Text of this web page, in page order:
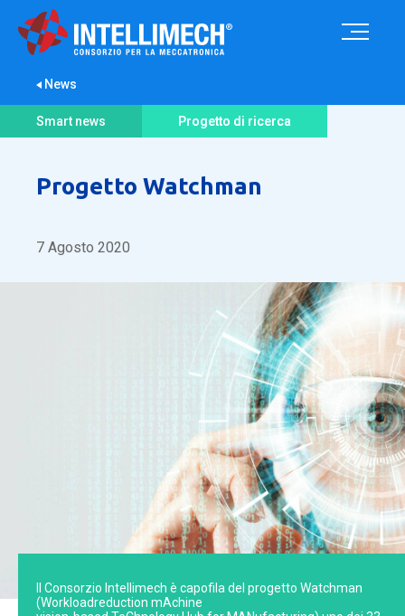
News
Smart news Progetto di ricerca
Progetto Watchman
7 Agosto 2020
Il Consorzio Intellimech è capofila del progetto Watchman
(Workloadreduction mAchine